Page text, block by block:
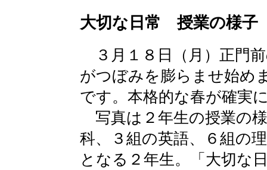
大切な日常 授業の様子
３月１８日（月）正門
がつぼみを膨らませ始め
です。本格的な春が確実
写真は２年生の授業の
科、３組の英語、６組の
となる２年生。「大切な